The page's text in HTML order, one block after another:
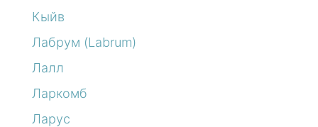
Кыйв
Лабрум (Labrum)
Лалл
Ларкомб
Ларус